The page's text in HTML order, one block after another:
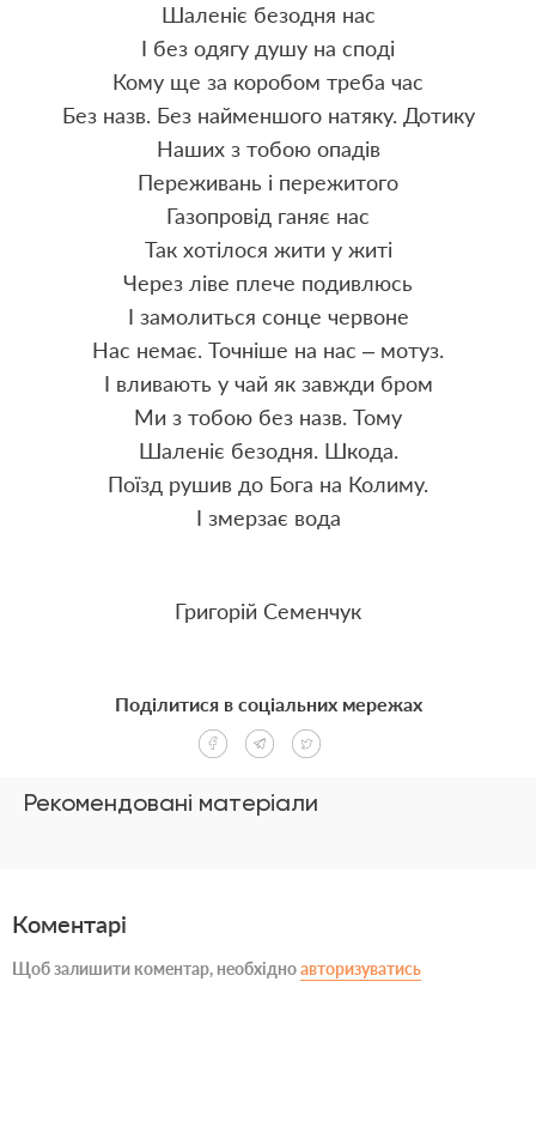
Шаленіє безодня нас
І без одягу душу на споді
Кому ще за коробом треба час
Без назв. Без найменшого натяку. Дотику
Наших з тобою опадів
Переживань і пережитого
Газопровід ганяє нас
Так хотілося жити у житі
Через ліве плече подивлюсь
І замолиться сонце червоне
Нас немає. Точніше на нас – мотуз.
І вливають у чай як завжди бром
Ми з тобою без назв. Тому
Шаленіє безодня. Шкода.
Поїзд рушив до Бога на Колиму.
І змерзає вода
Григорій Семенчук
Рекомендовані матеріали
Поділитися в соціальних мережах
Коментарі
Щоб залишити коментар, необхідноавторизуватись